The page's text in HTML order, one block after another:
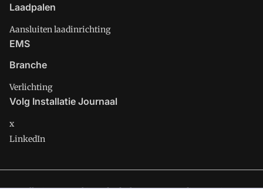
Laadpalen
Aansluiten laadinrichting
EMS
Branche
Verlichting
Volg Installatie Journaal
x
LinkedIn